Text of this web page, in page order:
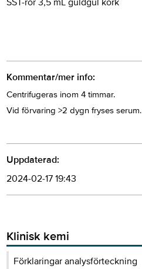
SST-rör 3,5 mL guldgul kork
Kommentar/mer info:
Centrifugeras inom 4 timmar.
Vid förvaring >2 dygn fryses serum.
Uppdaterad:
2024-02-17 19:43
Klinisk kemi
Förklaringar analysförteckning